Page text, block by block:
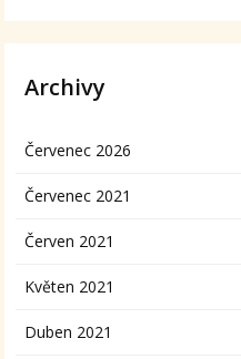
Archivy
Červenec 2026
Červenec 2021
Červen 2021
Květen 2021
Duben 2021